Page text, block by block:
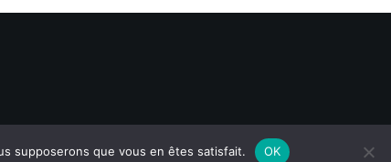
supposerons que vous en êtes satisfait. OK